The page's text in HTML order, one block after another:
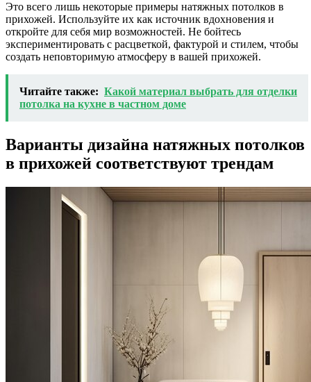
Это всего лишь некоторые примеры натяжных потолков в
прихожей. Используйте их как источник вдохновения и
откройте для себя мир возможностей. Не бойтесь
экспериментировать с расцветкой, фактурой и стилем, чтобы
создать неповторимую атмосферу в вашей прихожей.
Читайте также: Какой материал выбрать для отделки
потолка на кухне в частном доме
Варианты дизайна натяжных потолков
в прихожей соответствуют трендам